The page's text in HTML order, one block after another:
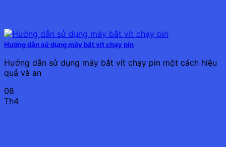
Hướng dẫn sử dụng máy bắt vít chạy pin
Hướng dẫn sử dụng máy bắt vít chạy pin một cách hiệu
quả và an
08
Th4